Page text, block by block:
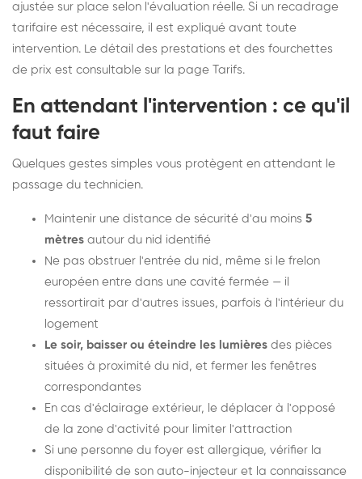
ajustée sur place selon l'évaluation réelle. Si un recadrage
tarifaire est nécessaire, il est expliqué avant toute
intervention. Le détail des prestations et des fourchettes
de prix est consultable sur la page Tarifs.
En attendant l'intervention : ce qu'il
faut faire
Quelques gestes simples vous protègent en attendant le
passage du technicien.
Maintenir une distance de sécurité d'au moins 5
mètres autour du nid identifié
Ne pas obstruer l'entrée du nid, même si le frelon
européen entre dans une cavité fermée — il
ressortirait par d'autres issues, parfois à l'intérieur du
logement
Le soir, baisser ou éteindre les lumières des pièces
situées à proximité du nid, et fermer les fenêtres
correspondantes
En cas d'éclairage extérieur, le déplacer à l'opposé
de la zone d'activité pour limiter l'attraction
Si une personne du foyer est allergique, vérifier la
disponibilité de son auto-injecteur et la connaissance